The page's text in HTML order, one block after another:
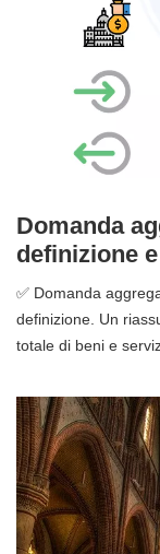
Domanda
definizione
✅ Domanda
definizione. Un
totale di beni e